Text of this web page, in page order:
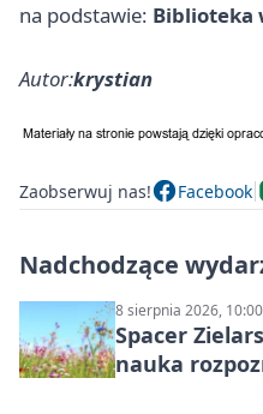
na podstawie: Biblioteka
Autor:krystian
Zaobserwuj nas! Facebook
Nadchodzące
8 sierpnia 2026, 10:00
Spacer
nauka